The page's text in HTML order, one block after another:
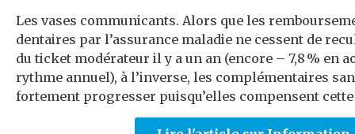
Les vases communicants. Alors que les
dentaires par l’assurance maladie ne cessent de
du ticket modérateur il y a un an (encore – 7,8 % en
rythme annuel), à l’inverse, les complémentaires
fortement progresser puisqu’elles compensent cette